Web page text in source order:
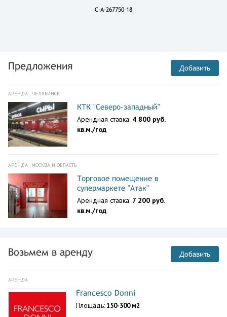
C-A-267750-18
Предложения Добавить
АРЕНДА , ЧЕЛЯБИНСК
КТК "Северо-западный"
Арендная ставка: 4 800 руб.
кв.м./год
АРЕНДА , МОСКВА И ОБЛАСТЬ
Торговое помещение в
супермаркете "Атак"
Арендная ставка: 7 200 руб.
кв.м./год
Возьмем в аренду Добавить
АРЕНДА
Francesco Donni
Площадь:150-300 м2